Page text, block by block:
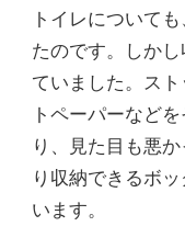
トイレについて
たのです。しか
ていました。ス
トペーパーなど
り、見た目も悪
り収納できるボ
います。